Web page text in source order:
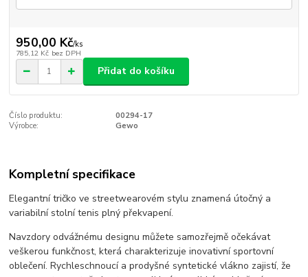
950,00 Kč/ks
785,12 Kč bez DPH
Přidat do košíku
Číslo produktu:
00294-17
Výrobce:
Gewo
Kompletní specifikace
Elegantní tričko ve streetwearovém stylu znamená útočný a
variabilní stolní tenis plný překvapení.
Navzdory odvážnému designu můžete samozřejmě očekávat
veškerou funkčnost, která charakterizuje inovativní sportovní
oblečení. Rychleschnoucí a prodyšné syntetické vlákno zajistí, že